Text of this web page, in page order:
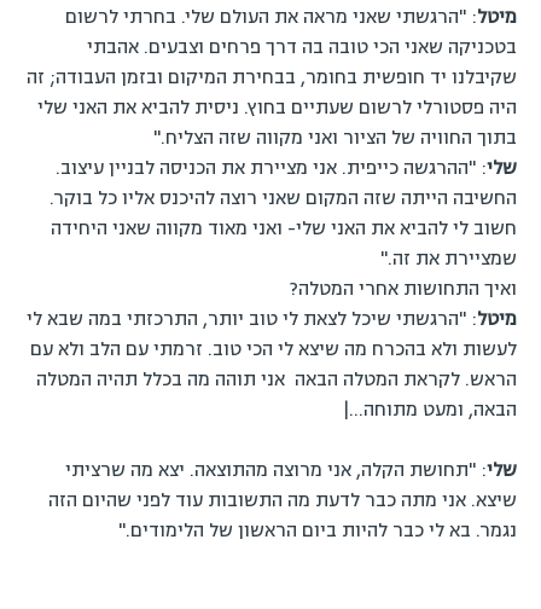
מיטל: "הרגשתי שאני מראה את העולם שלי. בחרתי לרשום
בטכניקה שאני הכי טובה בה דרך פרחים וצבעים. אהבתי
שקיבלנו יד חופשית בחומר, בבחירת המיקום ובזמן העבודה; זה
היה פסטורלי לרשום שעתיים בחוץ. ניסית להביא את האני שלי
בתוך החוויה של הציור ואני מקווה שזה הצליח."
שלי: "ההרגשה כייפית. אני מציירת את הכניסה לבניין עיצוב.
החשיבה הייתה שזה המקום שאני רוצה להיכנס אליו כל בוקר.
חשוב לי להביא את האני שלי- ואני מאוד מקווה שאני היחידה
שמציירת את זה."
ואיך התחושות אחרי המטלה?
מיטל: "הרגשתי שיכל לצאת לי טוב יותר, התרכזתי במה שבא לי
לעשות ולא בהכרח מה שיצא לי הכי טוב. זרמתי עם הלב ולא עם
הראש. לקראת המטלה הבאה אני תוהה מה בכלל תהיה המטלה
הבאה, ומעט מתוחה…|
שלי: "תחושת הקלה, אני מרוצה מהתוצאה. יצא מה שרציתי
שיצא. אני מתה כבר לדעת מה התשובות עוד לפני שהיום הזה
נגמר. בא לי כבר להיות ביום הראשון של הלימודים."